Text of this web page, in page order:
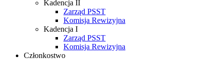
Kadencja II
Zarząd PSST
Komisja Rewizyjna
Kadencja I
Zarząd PSST
Komisja Rewizyjna
Członkostwo